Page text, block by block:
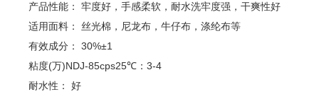
关于我们
公司概况
企业文化
品牌荣誉
产品展示
水性树脂系列
胶浆系列
产品性能： 牢度好，手感柔软，耐水洗牢度强，干爽性好
适用面料： 丝光棉，尼龙布，牛仔布，涤纶布等
有效成分： 30%±1
粘度(万)NDJ-85cps25℃：3-4
耐水性： 好